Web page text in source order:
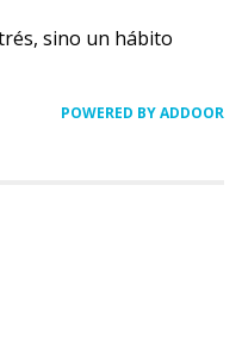
sino un hábito
POWERED BY ADDOOR